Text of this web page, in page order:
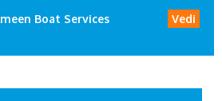
Boat Services Vedi